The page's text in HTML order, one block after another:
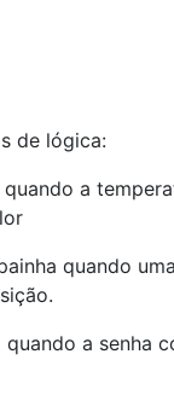
de lógica:
a
quando
a senha